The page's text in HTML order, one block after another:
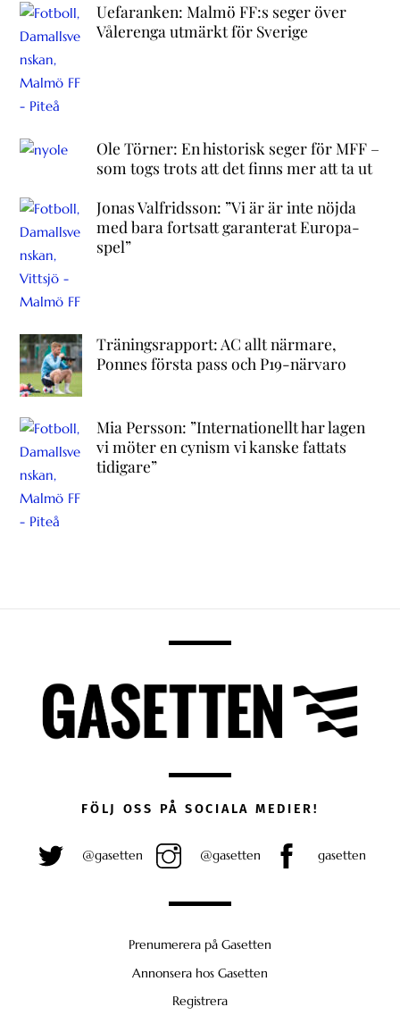
Uefaranken: Malmö FF:s seger över
Vålerenga utmärkt för Sverige
Ole Törner: En historisk seger för MFF –
som togs trots att det finns mer att ta ut
Jonas Valfridsson: ”Vi är är inte nöjda
med bara fortsatt garanterat Europa-
spel”
Träningsrapport: AC allt närmare,
Ponnes första pass och P19-närvaro
Mia Persson: ”Internationellt har lagen
vi möter en cynism vi kanske fattats
tidigare”
FÖLJ OSS PÅ SOCIALA MEDIER!
@gasetten @gasetten gasetten
Prenumerera på Gasetten
Annonsera hos Gasetten
Registrera